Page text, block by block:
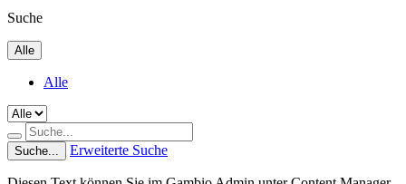
Suche
Alle
Alle
Suche... Erweiterte Suche